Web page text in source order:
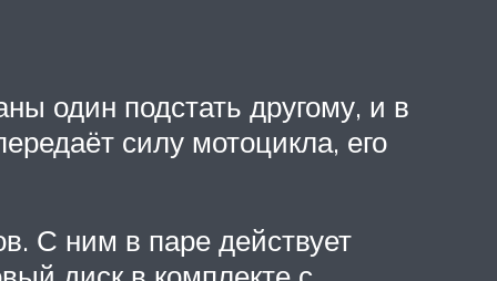
один подстать другому, и в
силу мотоцикла, его
С ним в паре действует